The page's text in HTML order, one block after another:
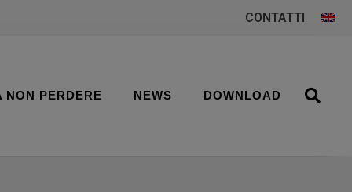
CONTATTI
NON PERDERE NEWS DOWNLOAD